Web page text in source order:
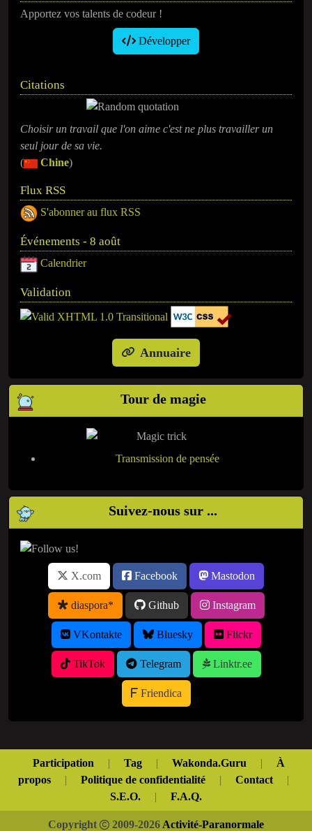
Apportez vos talents de codeur !
Développer
Citations
Choisir un travail que l'on aime c'est ne plus travailler un
seul jour de sa vie.
(
Chine)
Flux RSS
S'abonner au flux RSS
Événements - 8 août
Calendrier
Validation
Annuaire
Tour de magie
Transmission de pensée
Suivez-nous sur ...
X.com Facebook Mastodon
diaspora* Github Instagram
VKontakte Bluesky Flickr
TikTok Telegram Linktr.ee
Friendica
Participation | Tag | Wakonda.Guru |
À
propos
| Politique de confidentialité | Contact
|
S.E.O.
| F.A.Q.
Copyright 2009-2026Activité-Paranormale